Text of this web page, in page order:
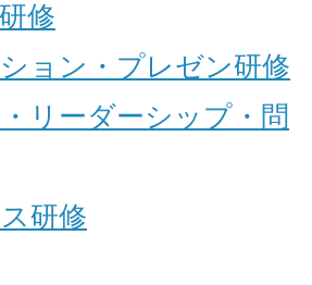
修
ョン・プレゼン研修
リーダーシップ・問
研修